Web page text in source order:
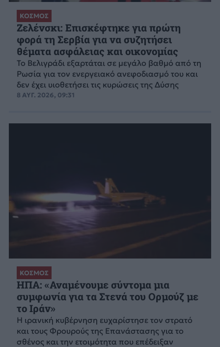
ΚΟΣΜΟΣ
Ζελένσκι: Επισκέφτηκε για πρώτη
φορά τη Σερβία για να συζητήσει
θέματα ασφάλειας και οικονομίας
Το Βελιγράδι εξαρτάται σε μεγάλο βαθμό από τη
Ρωσία για τον ενεργειακό ανεφοδιασμό του και
δεν έχει υιοθετήσει τις κυρώσεις της Δύσης
8 ΑΥΓ. 2026, 09:31
ΚΟΣΜΟΣ
ΗΠΑ: «Αναμένουμε σύντομα μια
συμφωνία για τα Στενά του Ορμούζ με
το Ιράν»
Η ιρανική κυβέρνηση ευχαρίστησε τον στρατό
και τους Φρουρούς της Επανάστασης για το
σθένος και την ετοιμότητα που επέδειξαν